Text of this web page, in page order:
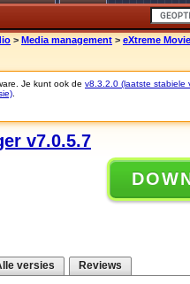
> Media management > eXtreme
Je kunt ook de v8.3.2.0 (laatste stabiele
v7.0.5.7
versies Reviews